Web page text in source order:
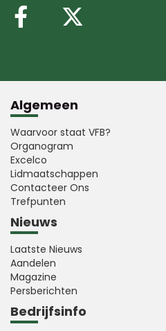
Volg ons op
Algemeen
Waarvoor staat VFB?
Organogram
Excelco
Lidmaatschappen
Contacteer Ons
Trefpunten
Nieuws
Laatste Nieuws
Aandelen
Magazine
Persberichten
Bedrijfsinfo